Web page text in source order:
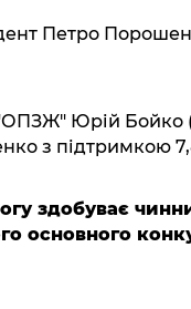
Петро
"ОПЗЖ" Юрій Бойко
з підтримкою
здобуває
основного